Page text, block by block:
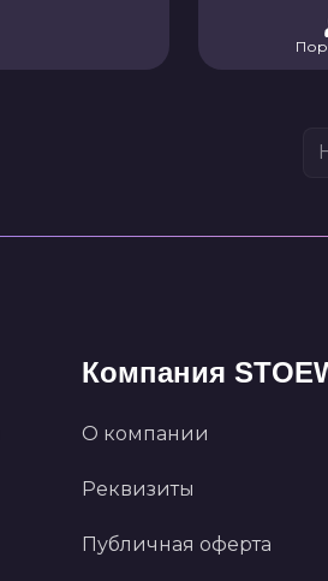
Компания
О компании
Реквизиты
Публичная оферта